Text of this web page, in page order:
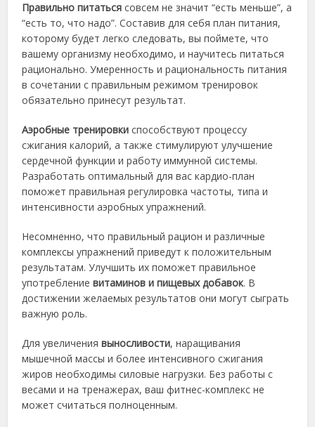
Правильно питатьсясовсем не значит “есть меньше”, а
“есть то, что надо”. Составив для себя план питания,
которому будет легко следовать, вы поймете, что
вашему организму необходимо, и научитесь питаться
рационально. Умеренность и рациональность питания
в сочетании с правильным режимом тренировок
обязательно принесут результат.
Аэробные тренировкиспособствуют процессу
сжигания калорий, а также стимулируют улучшение
сердечной функции и работу иммунной системы.
Разработать оптимальный для вас кардио-план
поможет правильная регулировка частоты, типа и
интенсивности аэробных упражнений.
Несомненно, что правильный рацион и различные
комплексы упражнений приведут к положительным
результатам. Улучшить их поможет правильное
употреблениевитаминов и пищевых добавок. В
достижении желаемых результатов они могут сыграть
важную роль.
Для увеличениявыносливости, наращивания
мышечной массы и более интенсивного сжигания
жиров необходимы силовые нагрузки. Без работы с
весами и на тренажерах, ваш фитнес-комплекс не
может считаться полноценным.